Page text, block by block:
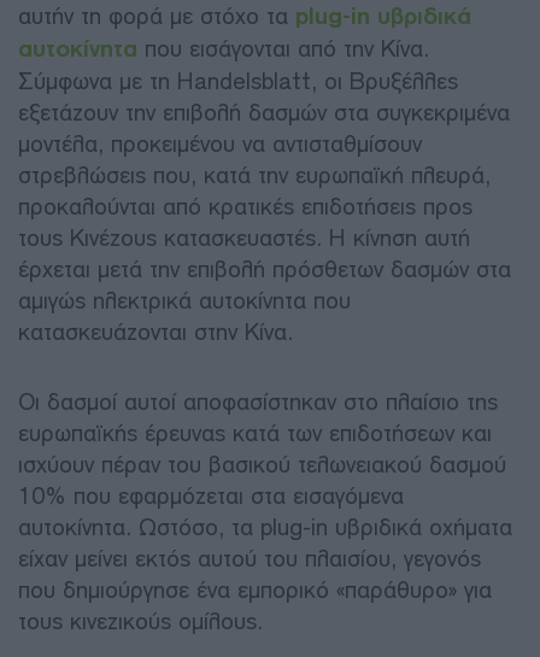
αυτήν τη φορά με στόχο τα plug-in υβριδικά
αυτοκίνητα που εισάγονται από την Κίνα.
Σύμφωνα με τη Handelsblatt, οι Βρυξέλλες
εξετάζουν την επιβολή δασμών στα συγκεκριμένα
μοντέλα, προκειμένου να αντισταθμίσουν
στρεβλώσεις που, κατά την ευρωπαϊκή πλευρά,
προκαλούνται από κρατικές επιδοτήσεις προς
τους Κινέζους κατασκευαστές. Η κίνηση αυτή
έρχεται μετά την επιβολή πρόσθετων δασμών στα
αμιγώς ηλεκτρικά αυτοκίνητα που
κατασκευάζονται στην Κίνα.
Οι δασμοί αυτοί αποφασίστηκαν στο πλαίσιο της
ευρωπαϊκής έρευνας κατά των επιδοτήσεων και
ισχύουν πέραν του βασικού τελωνειακού δασμού
10% που εφαρμόζεται στα εισαγόμενα
αυτοκίνητα. Ωστόσο, τα plug-in υβριδικά οχήματα
είχαν μείνει εκτός αυτού του πλαισίου, γεγονός
που δημιούργησε ένα εμπορικό «παράθυρο» για
τους κινεζικούς ομίλους.